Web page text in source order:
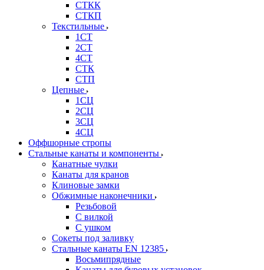
СТКК
СТКП
Текстильные
1СТ
2СТ
4СТ
СТК
СТП
Цепные
1СЦ
2СЦ
3СЦ
4СЦ
Оффшорные стропы
Стальные канаты и компоненты
Канатные чулки
Канаты для кранов
Клиновые замки
Обжимные наконечники
Резьбовой
С вилкой
С ушком
Сокеты под заливку
Стальные канаты EN 12385
Восьмипрядные